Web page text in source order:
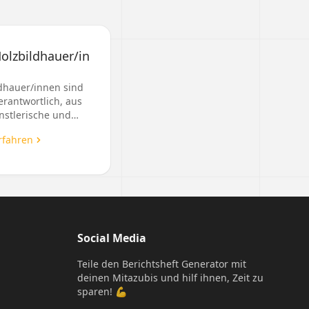
in
innen sind
aus
und
wobei sie sowohl
Social Media
Teile den Berichtsheft Generator mit
deinen Mitazubis und hilf ihnen, Zeit zu
sparen! 💪